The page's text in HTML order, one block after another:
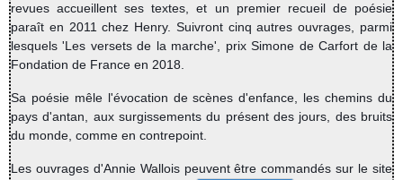
revues accueillent ses textes, et un premier recueil de poésie
paraît en 2011 chez Henry. Suivront cinq autres ouvrages, parmi
lesquels 'Les versets de la marche', prix Simone de Carfort de la
Fondation de France en 2018.
Sa poésie mêle l'évocation de scènes d'enfance, les chemins du
pays d'antan, aux surgissements du présent des jours, des bruits
du monde, comme en contrepoint.
Les ouvrages d'Annie Wallois peuvent être commandés sur le site